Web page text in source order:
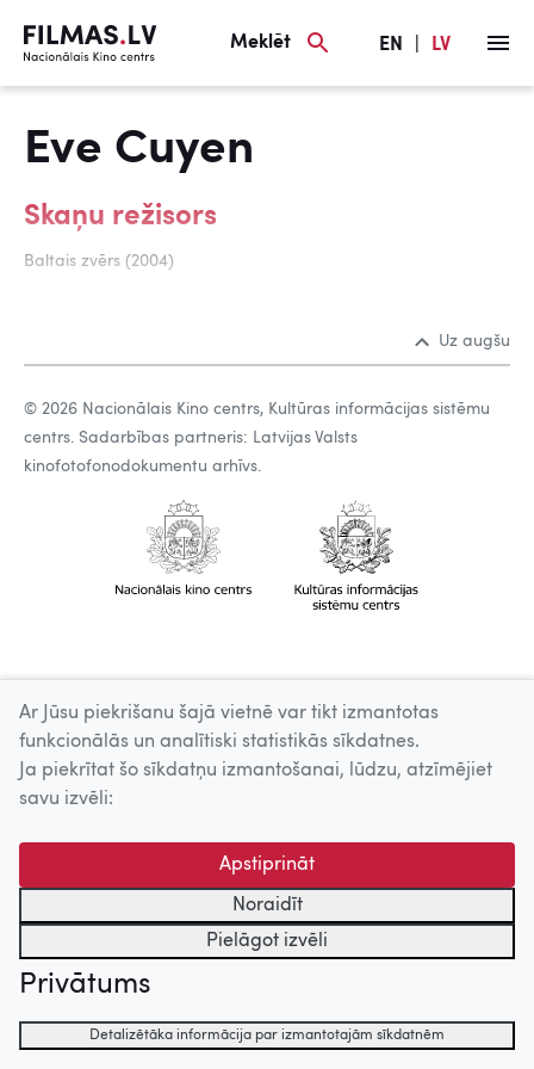
Meklēt EN LV
Eve Cuyen
Skaņu režisors
Baltais zvērs (2004)
Uz augšu
© 2026 Nacionālais Kino centrs, Kultūras informācijas sistēmu
centrs. Sadarbības partneris: Latvijas Valsts
kinofotofonodokumentu arhīvs.
Ar Jūsu piekrišanu šajā vietnē var tikt izmantotas
funkcionālās un analītiski statistikās sīkdatnes.
Ja piekrītat šo sīkdatņu izmantošanai, lūdzu, atzīmējiet
savu izvēli:
Apstiprināt
Noraidīt
Pielāgot izvēli
Privātums
Detalizētāka informācija par izmantotajām sīkdatnēm